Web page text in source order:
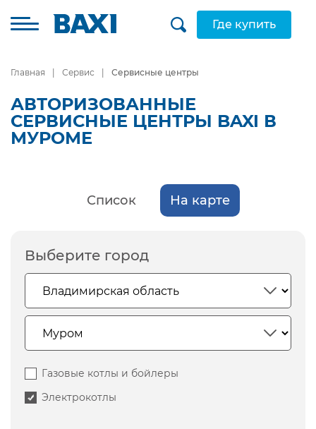
Где купить
Главная Сервис Сервисные центры
АВТОРИЗОВАННЫЕ
СЕРВИСНЫЕ ЦЕНТРЫ BAXI В
МУРОМЕ
Список На карте
Выберите город
Газовые котлы и бойлеры
Электрокотлы